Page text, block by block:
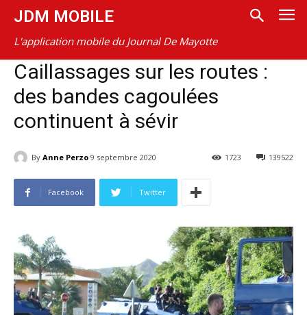
JDM MOBILE
L'application mobile du Journal De Mayotte
Caillassages sur les routes :
des bandes cagoulées
continuent à sévir
By Anne Perzo 9 septembre 2020 139522
1723
Facebook Twitter